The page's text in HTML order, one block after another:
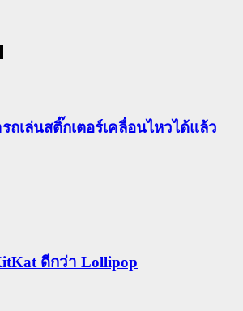
ถเล่นสติ๊กเตอร์เคลื่อนไหวได้แล้ว
ดีกว่า Lollipop